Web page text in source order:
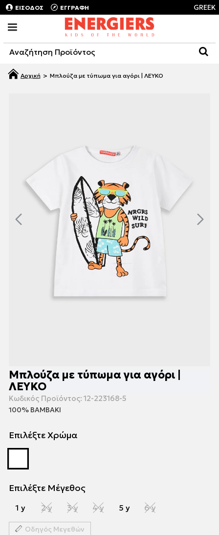
ΕΙΣΟΔΟΣ ΕΓΓΡΑΦΗ GREEK
Μπλούζα με τύπωμα για αγόρι | ΛΕΥΚΟ
Μπλούζα με τύπωμα για αγόρι |
ΛΕΥΚΟ
Κωδικός Προϊόντος: 12-223168-5
100% ΒΑΜΒΑΚΙ
Επιλέξτε Χρώμα
Επιλέξτε Μέγεθος
1 y 2 y 3 y 4 y 5 y 6 y
Οδηγός Μεγεθών